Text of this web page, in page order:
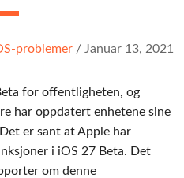
problemer/ Januar 13, 2021
for offentligheten, og
har oppdatert enhetene sine
er sant at Apple har
i iOS 27 Beta. Det
om denne